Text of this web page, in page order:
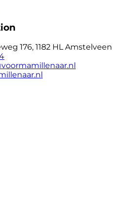
176, 1182 HL Amstelveen